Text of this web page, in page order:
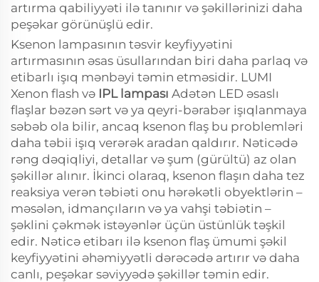
artırma qabiliyyəti ilə tanınır və şəkillərinizi daha
peşəkar görünüşlü edir.
Ksenon lampasının təsvir keyfiyyətini
artırmasının əsas üsullarından biri daha parlaq və
etibarlı işıq mənbəyi təmin etməsidir. LUMI
Xenon flash və IPL lampası Adətən LED əsaslı
flaşlar bəzən sərt və ya qeyri-bərabər işıqlanmaya
səbəb ola bilir, ancaq ksenon flaş bu problemləri
daha təbii işıq verərək aradan qaldırır. Nəticədə
rəng dəqiqliyi, detallar və şum (gürültü) az olan
şəkillər alınır. İkinci olaraq, ksenon flaşın daha tez
reaksiya verən təbiəti onu hərəkətli obyektlərin –
məsələn, idmançıların və ya vahşi təbiətin –
şəklini çəkmək istəyənlər üçün üstünlük təşkil
edir. Nəticə etibarı ilə ksenon flaş ümumi şəkil
keyfiyyətini əhəmiyyətli dərəcədə artırır və daha
canlı, peşəkar səviyyədə şəkillər təmin edir.